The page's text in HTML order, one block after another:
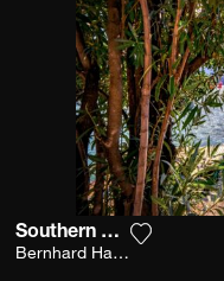
Southern Breeze
Bernhard Hartmann